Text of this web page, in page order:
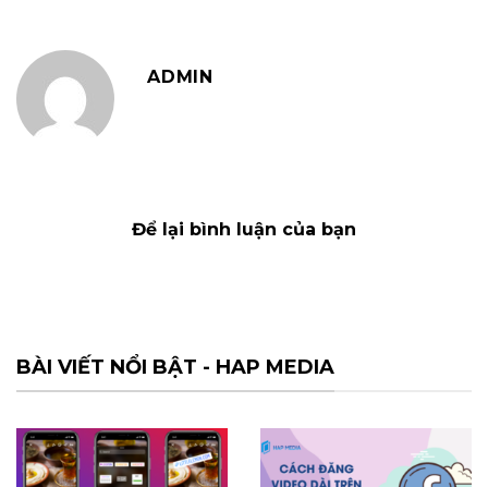
ADMIN
Để lại bình luận của bạn
BÀI VIẾT NỔI BẬT - HAP MEDIA